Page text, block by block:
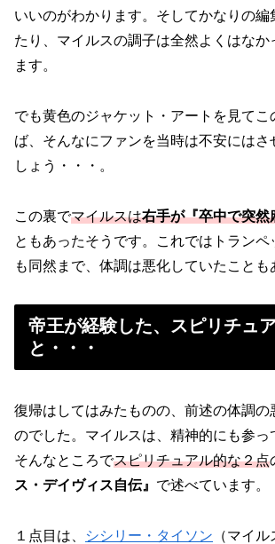
いいのがわかります。そしてかなりの編
たり、マイルスの調子は全然よくはなか
ます。
でも黄色のジャケット・アートを見てこ
ば、そんなにファンを当時は不安にはさ
しょう・・・。
この裏でマイルスは右手が『卒中で突然
ともあったそうです。これではトランペ
も同然まで、体調は悪化していたことも
帝王が経験した、スピリチュ
と・・・
復帰はしてはみたものの、前述の体調の
のでした。マイルスは、精神的にも参っ
そんなところでスピリチュアル的な２点
ス・デイヴィス自伝』 で述べています。
１点目は、 シシリー・タイソン （マイ